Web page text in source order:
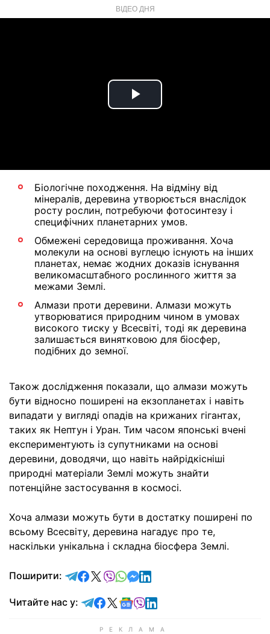
ВІДЕО ДНЯ
Play
Біологічне походження. На відміну від
мінералів, деревина утворюється внаслідок
росту рослин, потребуючи фотосинтезу і
специфічних планетарних умов.
Обмежені середовища проживання. Хоча
молекули на основі вуглецю існують на інших
планетах, немає жодних доказів існування
великомасштабного рослинного життя за
межами Землі.
Алмази проти деревини. Алмази можуть
утворюватися природним чином в умовах
високого тиску у Всесвіті, тоді як деревина
залишається винятковою для біосфер,
подібних до земної.
Також дослідження показали, що алмази можуть
бути відносно поширені на екзопланетах і навіть
випадати у вигляді опадів на крижаних гігантах,
таких як Нептун і Уран. Тим часом японські вчені
експериментують із супутниками на основі
деревини, доводячи, що навіть найрідкісніші
природні матеріали Землі можуть знайти
потенційне застосування в космосі.
Хоча алмази можуть бути в достатку поширені по
всьому Всесвіту, деревина нагадує про те,
наскільки унікальна і складна біосфера Землі.
Поширити: відправити у Telegram
поділитись у Facebook
поділитись у X
відправити у Viber
відправити у Whatsapp
відправити у Messenger
відправити у LinkedIn
Читайте нас у: Читайте у Telegram
Читайте у Facebook
Читайте у X
Читайте у Google news
Читайте у Viber
Читайте у LinkedIn